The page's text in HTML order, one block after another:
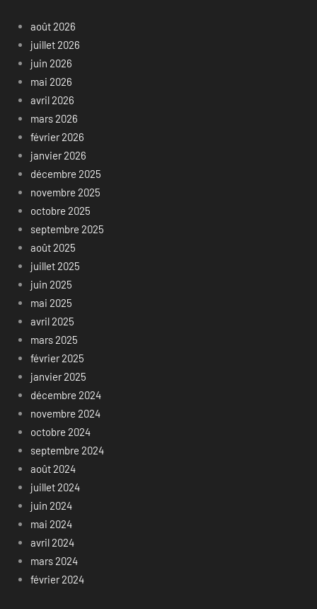
août 2026
juillet 2026
juin 2026
mai 2026
avril 2026
mars 2026
février 2026
janvier 2026
décembre 2025
novembre 2025
octobre 2025
septembre 2025
août 2025
juillet 2025
juin 2025
mai 2025
avril 2025
mars 2025
février 2025
janvier 2025
décembre 2024
novembre 2024
octobre 2024
septembre 2024
août 2024
juillet 2024
juin 2024
mai 2024
avril 2024
mars 2024
février 2024